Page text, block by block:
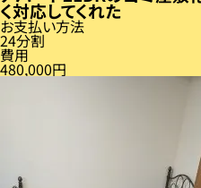
く対応してくれた
お支払い方法
24分割
費用
480,000円